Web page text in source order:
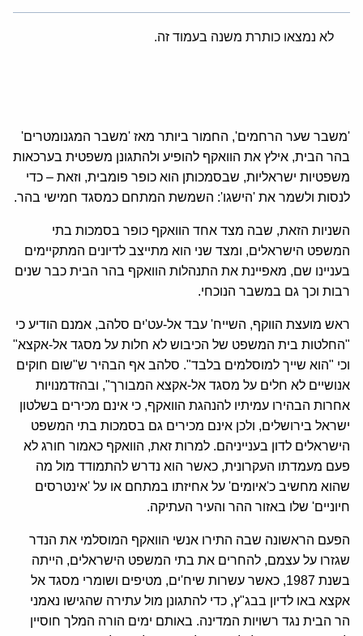
לא נמצאו כותרת משנה בעמוד זה.
'משבר שער הרחמים', החמור ביותר מאז 'משבר המגנומטרים'
בהר הבית, אילץ את הוואקף להופיע ולהתגונן משפטית בערכאות
משפטיות ישראליות, שבסמכותן הוא כופר פומבית, וזאת – כדי
לנסות ולשמר את 'הישגו': השמשת המתחם כמסגד חמישי בהר.
השניות הזאת, שבה מצד אחד הוואקף כופר בסמכות בתי
המשפט הישראלים, ומצד שני הוא מתייצב לדיונים המתקיימים
בעניינו שם, מאפיינת את התנהלות הוואקף בהר הבית כבר שנים
רבות וכך גם במשבר הנוכחי.
ראש מועצת הווקף, השייח' עבד אל-עט'ים סלהב, אמנם הודיע כי
"החלטות בית המשפט של הכיבוש לא חלות על מסגד אל-אקצא"
וכי "הוא שייך למוסלמים בלבד". סלהב אף הבהיר ש"שום חוקים
אנושיים לא חלים על מסגד אל-אקצא המבורך", ובהזדמנויות
אחרות הבהירו עמיתיו להנהגת הוואקף, כי אינם מכירים בשלטון
ישראל בירושלים, ולכן אינם מכירים גם בסמכות בתי המשפט
הישראלים לדון בענייניהם. למרות זאת, הוואקף כאמור חורג לא
פעם מעמדתו העקרונית, כאשר הוא נדרש להתמודד מול מה
שהוא מחשיב כ'איומים' על אחיזתו במתחם או על 'אינטרסים
חיוניים' שלו באזור ההר והעיר העתיקה.
הפעם הראשונה שבה התירו אנשי הוואקף המוסלמי את הנדר
שגזרו על עצמם, להחרים את בתי המשפט הישראלים, הייתה
בשנת 1987, כאשר עשרות שיח'ים, מטיפים ושומרי מסגד אל
אקצא באו לדיון בבג"ץ, כדי להתגונן מול עתירה שהגישו נאמני
הר הבית נגד רשויות המדינה. באותם ימים הורה המלך חוסיין